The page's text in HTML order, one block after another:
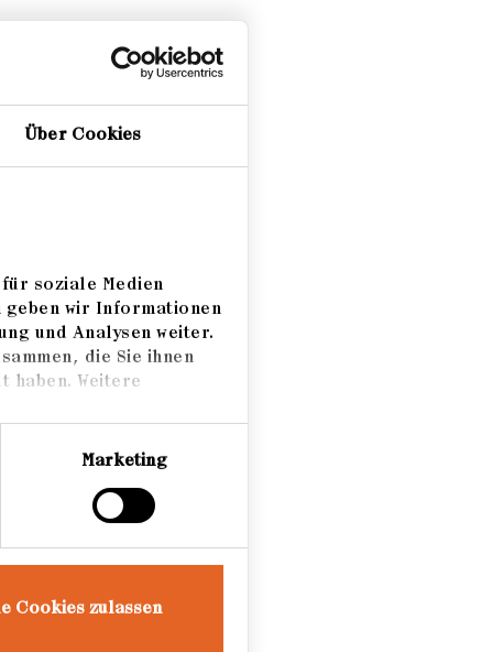
Über Cookies
soziale Medien
geben wir Informationen
und Analysen weiter.
die Sie ihnen
haben. Weitere
Marketing
Cookies zulassen
- das
2014
-
NSU